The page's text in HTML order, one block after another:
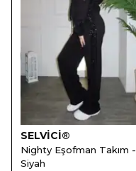
SELVİCİ®
Nighty Eşofman Takım -
Siyah